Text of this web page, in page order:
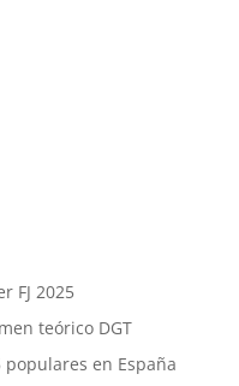
FJ 2025
teórico DGT
en España